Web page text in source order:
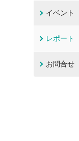
イベント
レポート
お問合せ